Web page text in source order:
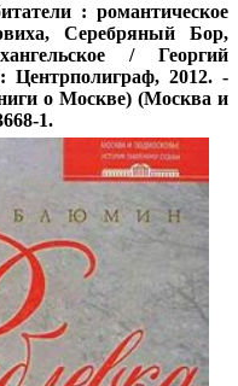
: романтическое
Серебряный Бор,
/ Георгий
2012. -
о Москве) (Москва и
1.